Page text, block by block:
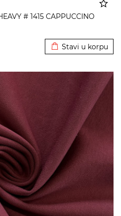
# 1415 CAPPUCCINO
Stavi u korpu